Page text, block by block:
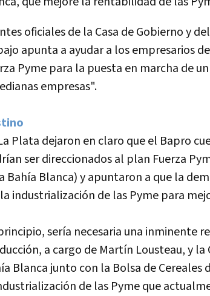
oficiales de la Casa de Gobierno y
apunta a ayudar a los empresarios
Pyme para la puesta en marcha de
empresas".
Plata dejaron en claro que el Bapro
ser direccionados al plan Fuerza
Bahí­a Blanca) y apuntaron a que la
industrialización de las Pyme para
serí­a necesaria una inminente
a cargo de Martí­n Lousteau, y
Blanca junto con la Bolsa de
de las Pyme que